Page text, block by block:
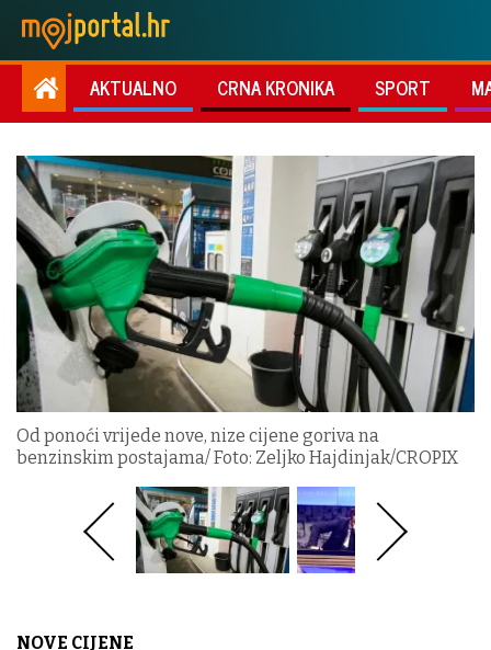
AKTUALNO CRNA KRONIKA SPORT
Od ponoći vrijede nove, nize cijene goriva na
benzinskim postajama/ Foto: Zeljko Hajdinjak/CROPIX
NOVE CIJENE